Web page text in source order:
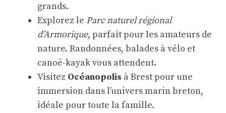
grands.
Explorez le Parc naturel régional
d’Armorique, parfait pour les amateurs de
nature. Randonnées, balades à vélo et
canoë-kayak vous attendent.
Visitez Océanopolis à Brest pour une
immersion dans l’univers marin breton,
idéale pour toute la famille.